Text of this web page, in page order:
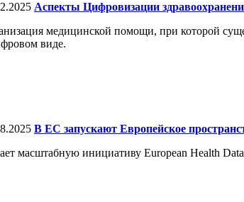
Аспекты Цифровизации
медицинской помощи, при которой
виде.
В ЕС запускают Европейское
масштабную инициативу European Health